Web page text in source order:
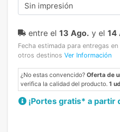
Sin impresión
entre el 13 Ago. y el 14
Fecha estimada para entregas en
otros destinos Ver Información
¿No estas convencido? Oferta de
verifica la calidad del producto. 1
¡Portes gratis* a partir